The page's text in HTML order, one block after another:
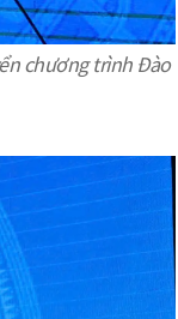
chương trình Đào